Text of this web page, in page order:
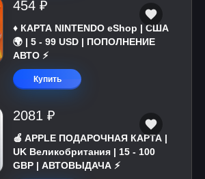
454 ₽
♦️ КАРТА NINTENDO eShop | США
🌍 | 5 - 99 USD | ПОПОЛНЕНИЕ
АВТО ⚡
Купить
2081 ₽
🍎 APPLE ПОДАРОЧНАЯ КАРТА |
UK Великобритания | 15 - 100
GBP | АВТОВЫДАЧА ⚡️